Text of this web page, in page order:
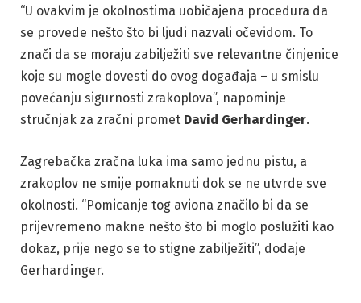
“U ovakvim je okolnostima uobičajena procedura da
se provede nešto što bi ljudi nazvali očevidom. To
znači da se moraju zabilježiti sve relevantne činjenice
koje su mogle dovesti do ovog događaja – u smislu
povećanju sigurnosti zrakoplova”, napominje
stručnjak za zračni promet David Gerhardinger.
Zagrebačka zračna luka ima samo jednu pistu, a
zrakoplov ne smije pomaknuti dok se ne utvrde sve
okolnosti. “Pomicanje tog aviona značilo bi da se
prijevremeno makne nešto što bi moglo poslužiti kao
dokaz, prije nego se to stigne zabilježiti”, dodaje
Gerhardinger.